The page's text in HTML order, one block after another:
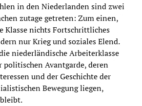
in den Niederlanden sind zwei
zutage getreten: Zum einen,
Klasse nichts Fortschrittliches
nur Krieg und soziales Elend.
niederländische Arbeiterklasse
politischen Avantgarde, deren
und der Geschichte der
Bewegung liegen,